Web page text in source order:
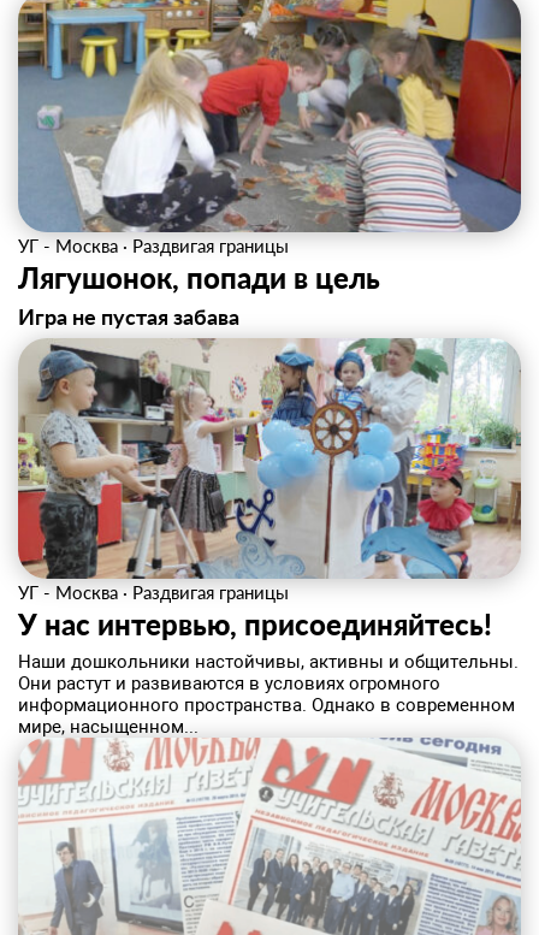
УГ - Москва · Раздвигая границы
Лягушонок, попади в цель
Игра не пустая забава
УГ - Москва · Раздвигая границы
У нас интервью, присоединяйтесь!
Наши дошкольники настойчивы, активны и общительны.
Они растут и развиваются в условиях огромного
информационного пространства. Однако в современном
мире, насыщенном...